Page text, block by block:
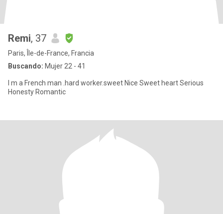
Remi, 37
Paris, Île-de-France, Francia
Buscando: Mujer 22 - 41
I m a French man .hard worker.sweet Nice Sweet heart Serious
Honesty Romantic